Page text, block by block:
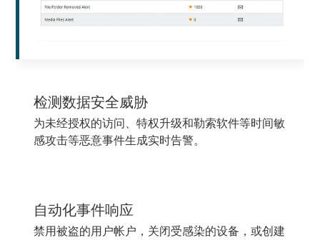
检测数据安全威胁
为未经授权的访问、特权升级和勒索软件等时间敏
感攻击等恶意事件生成实时告警。
自动化事件响应
禁用被盗的用户帐户，关闭受感染的设备，或创建